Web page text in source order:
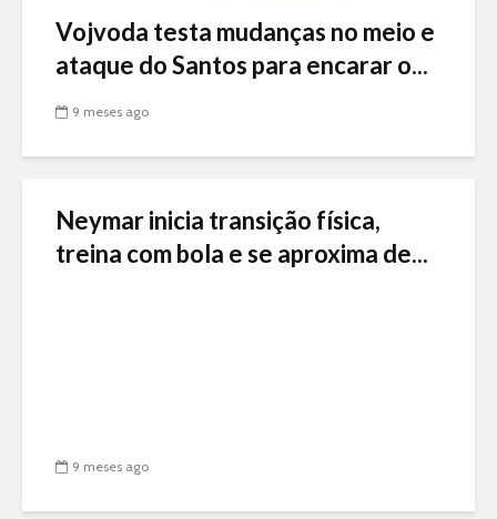
Vojvoda testa mudanças no meio e
ataque do Santos para encarar o...
9 meses ago
Neymar inicia transição física,
treina com bola e se aproxima de...
9 meses ago